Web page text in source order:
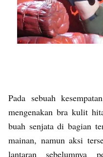
Pada sebuah
mengenakan bra kulit
buah senjata di bagian
mainan, namun aksi
lantaran sebelumnya